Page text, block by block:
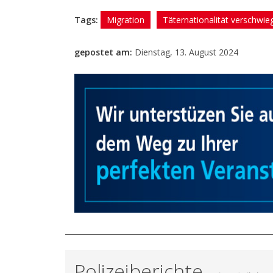
Tags: Migration Täternationalität
gepostet am: Dienstag, 13. August 2024